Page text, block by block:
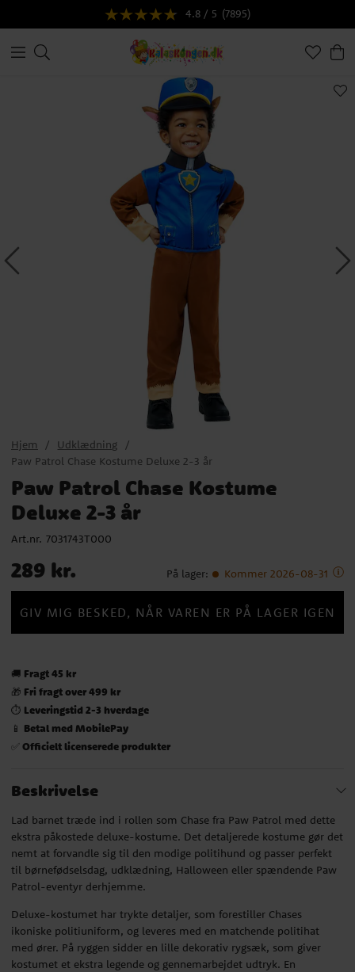
4.8 / 5 (7895)
Hjem
Udklædning
Paw Patrol Chase Kostume Deluxe 2-3 år
Paw Patrol Chase Kostume
Deluxe 2-3 år
Art.nr. 7031743T000
Pris:289 kr.
289 kr. På lager: Kommer 2026-08-31
GIV MIG BESKED, NÅR VAREN ER PÅ LAGER IGEN
🚚 Fragt 45 kr
🎁 Fri fragt over 499 kr
⏱️ Leveringstid 2-3 hverdage
📱 Betal med MobilePay
✅ Officielt licenserede produkter
Beskrivelse
Lad barnet træde ind i rollen som Chase fra Paw Patrol med dette
ekstra påkostede deluxe-kostume. Det detaljerede kostume gør det
nemt at forvandle sig til den modige politihund og passer perfekt
til børnefødselsdag, udklædning, Halloween eller spændende Paw
Patrol-eventyr derhjemme.
Deluxe-kostumet har trykte detaljer, som forestiller Chases
ikoniske politiuniform, og leveres med en matchende politihat
med ører. På ryggen sidder en lille dekorativ rygsæk, som giver
kostumet et ekstra legende og gennemarbejdet udtryk. En